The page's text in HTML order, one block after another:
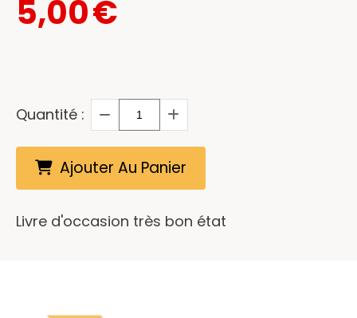
5,00€
Quantité :
Ajouter Au Panier
Livre d'occasion très bon état